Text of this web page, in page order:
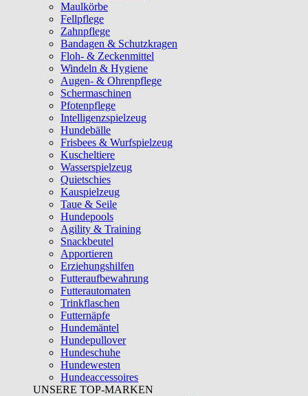
Maulkörbe
Fellpflege
Zahnpflege
Bandagen & Schutzkragen
Floh- & Zeckenmittel
Windeln & Hygiene
Augen- & Ohrenpflege
Schermaschinen
Pfotenpflege
Intelligenzspielzeug
Hundebälle
Frisbees & Wurfspielzeug
Kuscheltiere
Wasserspielzeug
Quietschies
Kauspielzeug
Taue & Seile
Hundepools
Agility & Training
Snackbeutel
Apportieren
Erziehungshilfen
Futteraufbewahrung
Futterautomaten
Trinkflaschen
Futternäpfe
Hundemäntel
Hundepullover
Hundeschuhe
Hundewesten
Hundeaccessoires
UNSERE TOP-MARKEN